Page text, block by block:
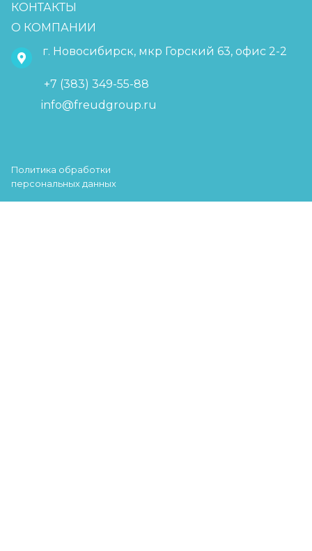
КОНТАКТЫ
О КОМПАНИИ
г. Новосибирск, мкр Горский 63, офис 2-2
+7 (383) 349-55-88
info@freudgroup.ru
Политика обработки
персональных данных